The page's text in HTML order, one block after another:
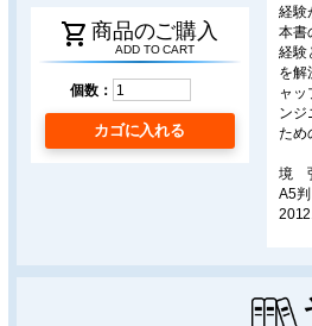
shopping_cart 商品のご購入
ADD TO CART
個数：
カゴに入れる
経験
本書
経験
を解
ャッ
ンジ
ため
境
A5
はじ